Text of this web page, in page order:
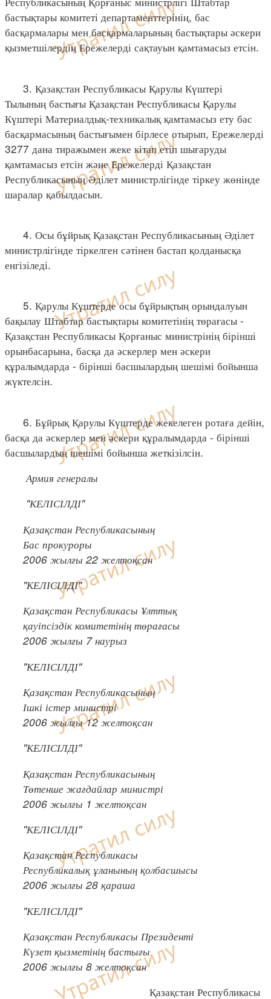
бастықтары комитеті департаменттерінің, бас
басқармалары мен басқармаларының бастықтары әскери
қызметшілердің Ережелерді сақтауын қамтамасыз етсін.
3. Қазақстан Республикасы Қарулы Күштері
Тылының бастығы Қазақстан Республикасы Қарулы
Күштері Материалдық-техникалық қамтамасыз ету бас
басқармасының бастығымен бірлесе отырып, Ережелерді
3277 дана тиражымен жеке кітап етіп шығаруды
қамтамасыз етсін және Ережелерді Қазақстан
Республикасының Әділет министрлігінде тіркеу жөнінде
шаралар қабылдасын.
4. Осы бұйрық Қазақстан Республикасының Әділет
министрлігінде тіркелген сәтінен бастап қолданысқа
енгізіледі.
5. Қарулы Күштерде осы бұйрықтың орындалуын
бақылау Штабтар бастықтары комитетінің төрағасы -
Қазақстан Республикасы Қорғаныс министрінің бірінші
орынбасарына, басқа да әскерлер мен әскери
құралымдарда - бірінші басшылардың шешімі бойынша
жүктелсін.
6. Бұйрық Қарулы Күштерде жекелеген ротаға дейін,
басқа да әскерлер мен әскери құралымдарда - бірінші
басшылардың шешімі бойынша жеткізілсін.
Армия генералы
"КЕЛІСІЛДІ"
Қазақстан Республикасының
Бас прокуроры
2006 жылғы 22 желтоқсан
"КЕЛІСІЛДІ"
Қазақстан Республикасы Ұлттық
қауіпсіздік комитетінің төрағасы
2006 жылғы 7 наурыз
"КЕЛІСІЛДІ"
Қазақстан Республикасының
Ішкі істер министрі
2006 жылғы 12 желтоқсан
"КЕЛІСІЛДІ"
Қазақстан Республикасының
Төтенше жағдайлар министрі
2006 жылғы 1 желтоқсан
"КЕЛІСІЛДІ"
Қазақстан Республикасы
Республикалық ұланының қолбасшысы
2006 жылғы 28 қараша
"КЕЛІСІЛДІ"
Қазақстан Республикасы Президенті
Күзет қызметінің бастығы
2006 жылғы 8 желтоқсан
Қазақстан Республикасы